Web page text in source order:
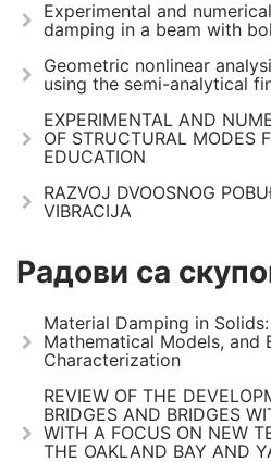
Experimental and
damping in a beam with
Geometric nonlinear
using the semi-analytical
EXPERIMENTAL AND
OF STRUCTURAL MODES
EDUCATION
RAZVOJ DVOOSNOG
VIBRACIJA
Радови са
Material Damping in
Mathematical Models, and
Characterization
REVIEW OF THE
BRIDGES AND BRIDGES
WITH A FOCUS ON NEW
THE OAKLAND BAY AND